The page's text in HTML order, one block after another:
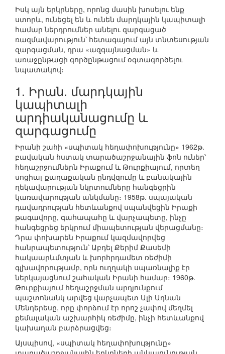
Իսկ այն երկրները, որոնց մասին խոսելու ենք
ստորև, ունեցել են և ունեն մարդկային կապիտալի
համար ներդրումներ անելու զարգացած
ռազմավարություն՝ հետագայում այն տնտեսության
զարգացման, դրա «ազգայնացման» և
առաջընթացի գործընթացում օգտագործելու
նպատակով։
1. Իրան. մարդկային
կապիտալի
արդիականացումը և
զարգացումը
Իրանի շահի «սպիտակ հեղափոխությունը» 1962թ.
բավական հստակ տարածաշրջանային ֆոն ուներ՝
հեղաշրջումներն Իրաքում և Թուրքիայում, որտեղ
սոցիալ-քաղաքական ընդվզումը և բանակային
ղեկավարության նկրտումները հանգեցրին
կառավարության անկմանը։ 1958թ. սպայական
դավադրության հետևանքով սպանվեցին Իրաքի
թագավորը, գահապահը և վարչապետը, ինչը
հանգեցրեց երկրում միապետության վերացմանը։
Դրա փոխարեն Իրաքում կազմավորվեց
հանրապետություն՝ Աբդել Քերիմ Քասեմի
հակաարևմտյան և խորհրդամետ ռեժիմի
գլխավորությամբ, որն ուղղակի սպառնալիք էր
ներկայացնում շահական Իրանի համար։ 1960թ.
Թուրքիայում հեղաշրջման արդյունքում
պաշտոնանկ արվեց վարչապետ Ալի Ադնան
Մենդերեսը, որը փորձում էր որոշ չափով մեղմել
քեմալական աշխարհիկ ռեժիմը, ինչի հետևանքով
կախաղան բարձրացվեց։
Այսպիսով, «սպիտակ հեղափոխությունը»